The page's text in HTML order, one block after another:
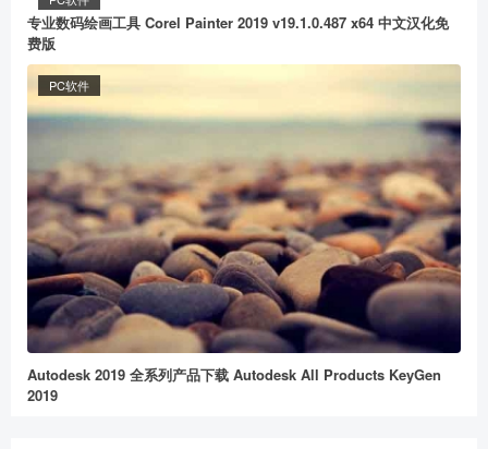
专业数码绘画工具 Corel Painter 2019 v19.1.0.487 x64 中文汉化免
费版
PC软件
Autodesk 2019 全系列产品下载 Autodesk All Products KeyGen
2019